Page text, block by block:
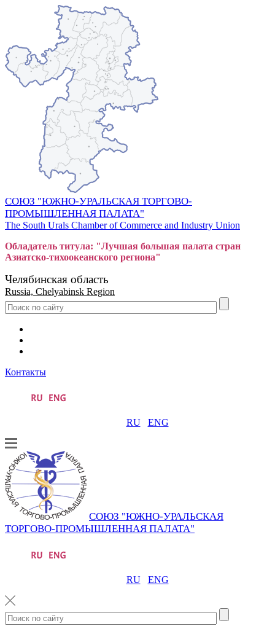
СОЮЗ "ЮЖНО-УРАЛЬСКАЯ ТОРГОВО-
ПРОМЫШЛЕННАЯ ПАЛАТА"
The South Urals Chamber of Commerce and Industry Union
Обладатель титула: "Лучшая большая палата стран
Азиатско-тихоокеанского региона"
Челябинская область
Russia, Chelyabinsk Region
Контакты
RU ENG
СОЮЗ "ЮЖНО-УРАЛЬСКАЯ
ТОРГОВО-ПРОМЫШЛЕННАЯ ПАЛАТА"
RU ENG